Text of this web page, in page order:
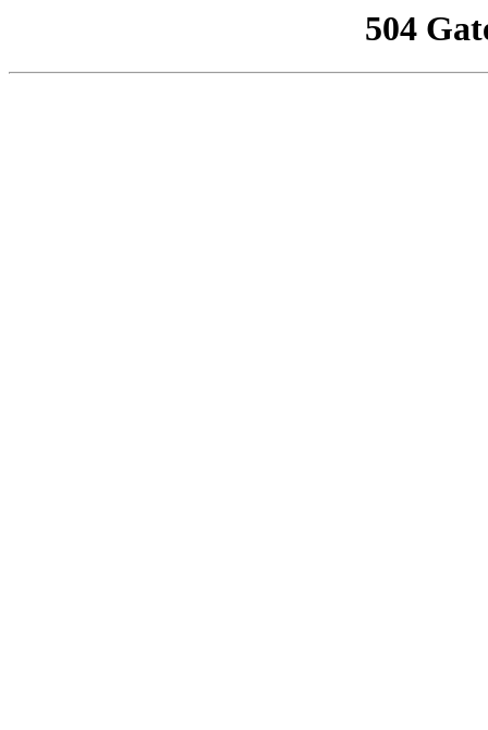
504